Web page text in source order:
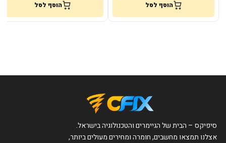
הוסף לסל הוסף לסל
סיפיקס – הבית של הגיימרים והטכנולוגיה בישראל.
אצלנו תמצאו מחשבים, חומרה ומחירים מעולים ביותר,